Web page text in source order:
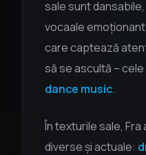
sale sunt
vocaale
care captează
să se ascultă –
dance music.
În texturile sale,
diverse și actuale: